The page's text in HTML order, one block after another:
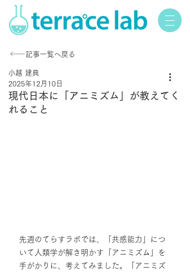
記事一覧へ戻る
現代日本に「アニミズム」が教えてく
れること
小越 建典
2025年12月10日
先週のてらすラボでは、「共感能力」につ
いて人類学が解き明かす「アニミズム」を
手がかりに、考えてみました。「アニミズ